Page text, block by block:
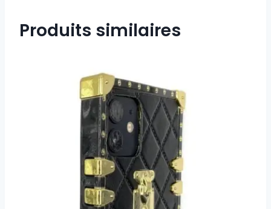
Produits similaires